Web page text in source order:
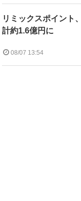
リミックスポイント
計約1.6億円に
08/07 13:54